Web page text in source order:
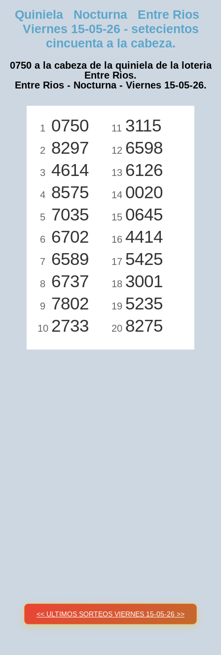
Quiniela Nocturna Entre Rios
Viernes 15-05-26 - setecientos
cincuenta a la cabeza.
0750 a la cabeza de la quiniela de la loteria
Entre Rios.
Entre Rios - Nocturna - Viernes 15-05-26.
1 0750
2 8297
3 4614
4 8575
5 7035
6 6702
7 6589
8 6737
9 7802
10 2733
11 3115
12 6598
13 6126
14 0020
15 0645
16 4414
17 5425
18 3001
19 5235
20 8275
<< ULTIMOS SORTEOS VIERNES 15-05-26 >>